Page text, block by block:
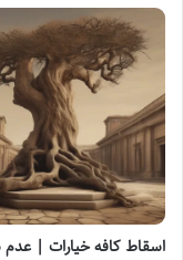
اسقاط کافه خیارات |